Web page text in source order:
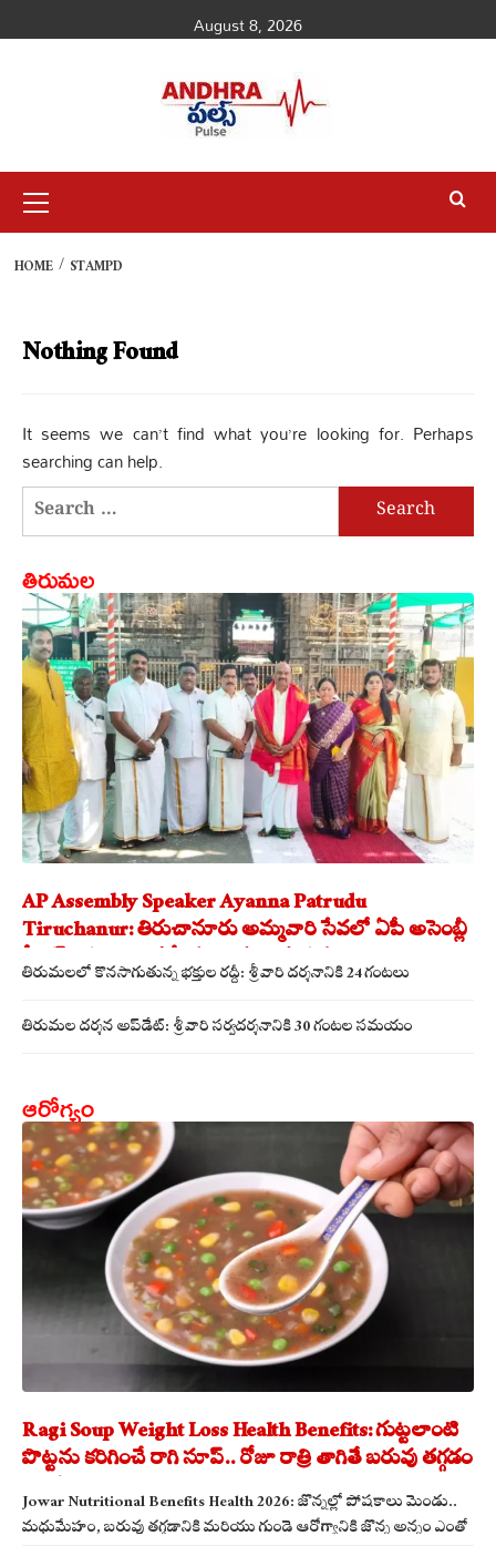
to
August 8, 2026
Menu
HOME STAMPD
Nothing Found
It seems we can’t find what you’re looking for. Perhaps
searching can help.
Search
తిరుమల
AP Assembly Speaker Ayanna Patrudu
Tiruchanur: తిరుచానూరు అమ్మవారి సేవలో ఏపీ అసెంబ్లీ
స్పీకర్.. కుటుంబ సమేతంగా దర్శించుకున్న
అయ్యన్నపాత్రుడు!
తిరుమలలో కొనసాగుతున్న భక్తుల రద్దీ: శ్రీవారి దర్శనానికి 24 గంటలు
తిరుమల దర్శన అప్‌డేట్: శ్రీవారి సర్వదర్శనానికి 30 గంటల సమయం
ఆరోగ్యం
Ragi Soup Weight Loss Health Benefits: గుట్టలాంటి
పొట్టను కరిగించే రాగి సూప్.. రోజూ రాత్రి తాగితే బరువు తగ్గడం
ఖాయం!
Jowar Nutritional Benefits Health 2026: జొన్నల్లో పోషకాలు మెండు..
మధుమేహం, బరువు తగ్గడానికి మరియు గుండె ఆరోగ్యానికి జొన్న అన్నం ఎంతో